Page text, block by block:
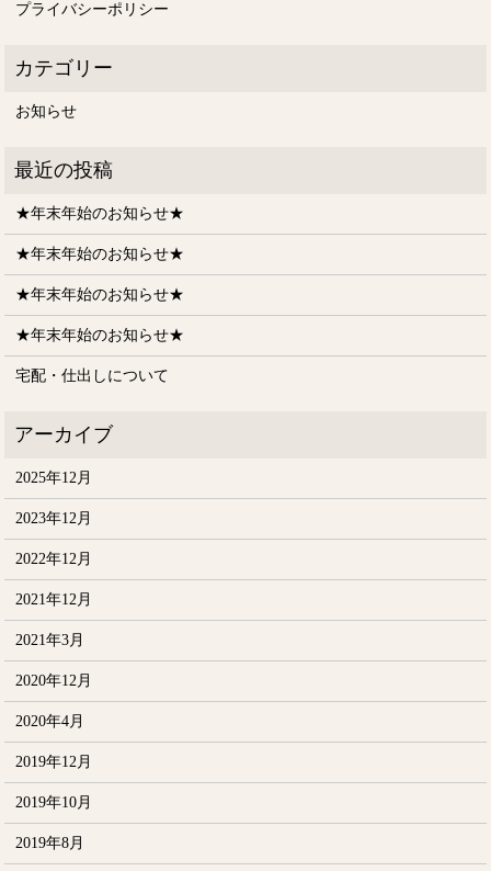
プライバシーポリシー
お知らせ
★年末年始のお知らせ★
★年末年始のお知らせ★
★年末年始のお知らせ★
★年末年始のお知らせ★
宅配・仕出しについて
2025年12月
2023年12月
2022年12月
2021年12月
2021年3月
2020年12月
2020年4月
2019年12月
2019年10月
2019年8月